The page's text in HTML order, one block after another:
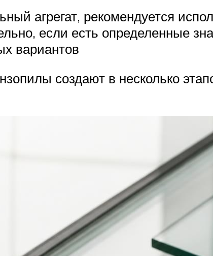
агрегат, рекомендуется
если есть определенные
вариантов
создают в несколько